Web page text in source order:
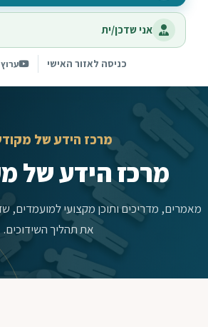
אני שדכן/ית
כניסה לאזור האישי
מרכז הידע של
מרכז הידע של
מאמרים, מדריכים ותוכן מקצועי למועמדים,
את תהליך השידוכים.